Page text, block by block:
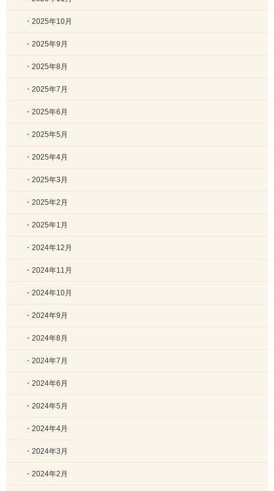
・2025年10月
・2025年9月
・2025年8月
・2025年7月
・2025年6月
・2025年5月
・2025年4月
・2025年3月
・2025年2月
・2025年1月
・2024年12月
・2024年11月
・2024年10月
・2024年9月
・2024年8月
・2024年7月
・2024年6月
・2024年5月
・2024年4月
・2024年3月
・2024年2月